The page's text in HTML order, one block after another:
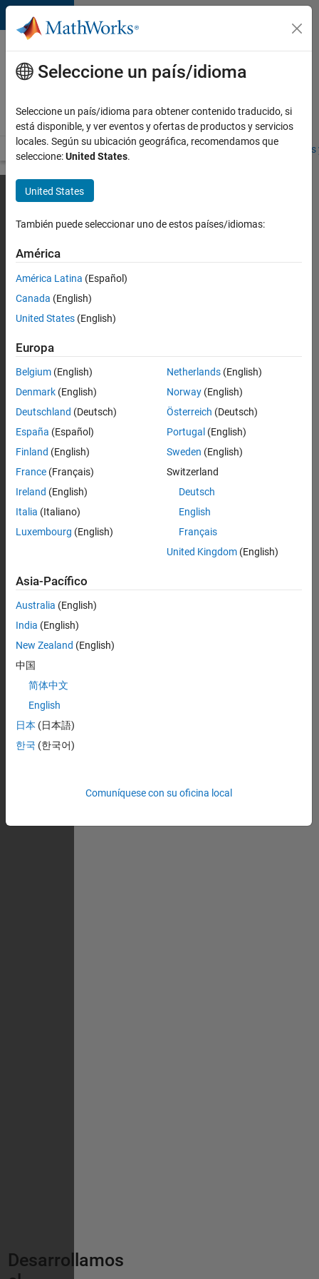
Saltar al contenido
Ofertas
de
empleo
MathWorks
Visión general Búsqueda de empleo Oficinas locales
Desarrollamos
Seleccione un país/idioma
Seleccione un país/idioma para obtener contenido traducido, si
está disponible, y ver eventos y ofertas de productos y servicios
locales. Según su ubicación geográfica, recomendamos que
seleccione:United States.
United States
También puede seleccionar uno de estos países/idiomas:
América
América Latina (Español)
Canada (English)
United States (English)
Europa
Belgium (English)
Denmark (English)
Deutschland (Deutsch)
España (Español)
Finland (English)
France (Français)
Ireland (English)
Italia (Italiano)
Luxembourg (English)
Netherlands(English)
Norway(English)
Österreich (Deutsch)
Portugal (English)
Sweden (English)
Switzerland
Deutsch
English
Français
United Kingdom(English)
Asia-Pacífico
Australia (English)
India (English)
New Zealand (English)
中国
简体中文
English
日本 (日本語)
한국 (한국어)
Comuníquese con su oficina local